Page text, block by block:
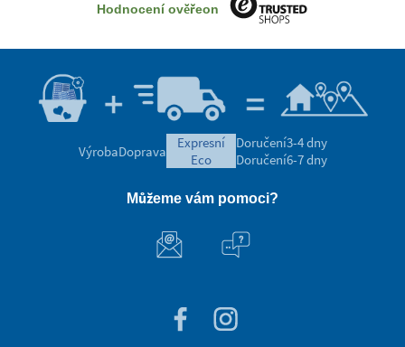
Hodnocení ověřeon
VýrobaDoprava
expresní
eco
Doručení3-4 dny
Doručení6-7 dny
Můžeme vám pomoci?